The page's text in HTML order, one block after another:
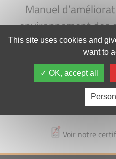
Manuel
environnement des
des industries
système de
est l’amélioration
des
Environnement
Voir notre
This site uses cookies and
want to
OK, accept all